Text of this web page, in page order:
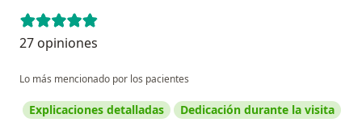
27 opiniones
Lo más mencionado por los pacientes
Explicaciones detalladas Dedicación durante la visita